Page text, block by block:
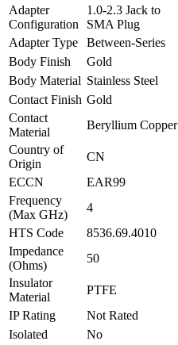
Adapter
Configuration
1.0-2.3 Jack to
SMA Plug
Adapter Type
Between-Series
Body Finish
Gold
Body Material Stainless Steel
Contact Finish Gold
Contact
Material
Beryllium Copper
Country of
Origin
CN
ECCN
EAR99
Frequency
(Max GHz)
4
HTS Code
8536.69.4010
Impedance
(Ohms)
50
Insulator
Material
PTFE
IP Rating
Not Rated
Isolated
No